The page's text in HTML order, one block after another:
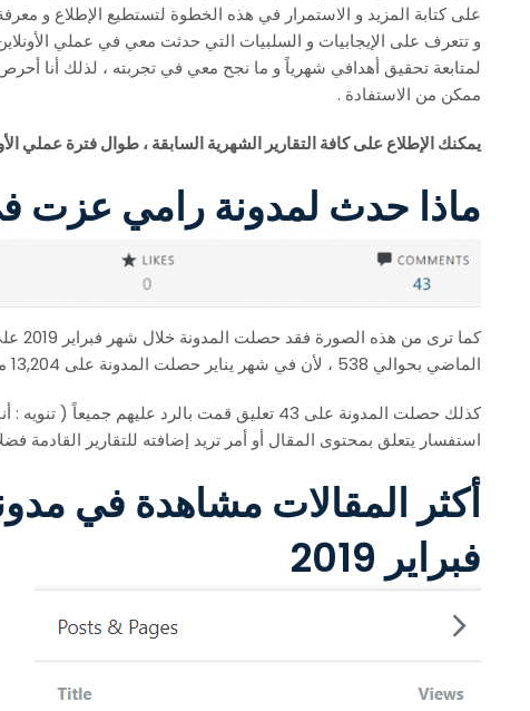
على كتابة المزيد و الاستمرار في هذه الخطوة لتستطيع الإطلاع و
و تتعرف على الإيجابيات و السلبيات التي حدثت معي في عملي
لمتابعة تحقيق أهدافي شهرياً و ما نجح معي في تجربته ، لذلك أنا أحرص
ممكن من الاستفادة .
يمكنك الإطلاع على كافة التقارير الشهرية السابقة ، طوال فترة عملي
ماذا حدث لمدونة رامي عزت في
كما ترى من هذه الصورة فقد حصلت المدونة خلال شهر فبراير 2019 على أكثر من
الماضي بحوالي 538 ، لأن في شهر يناير حصلت المدونة على 13,204 مشاهدة
كذلك حصلت المدونة على 43 تعليق قمت بالرد عليهم
استفسار يتعلق بمحتوى المقال أو أمر تريد إضافته للتقارير القادمة
أكثر المقالات مشاهدة في
فبراير 2019